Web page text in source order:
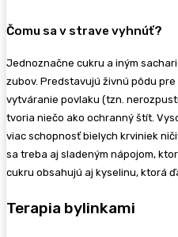
Čomu sa v strave vyhnúť?
Jednoznačne cukru a iným
zubov. Predstavujú živnú pôdu
vytváranie povlaku (tzn.
tvoria niečo ako ochranný štít.
viac schopnosť bielych krviniek
sa treba aj sladeným nápojom,
cukru obsahujú aj kyselinu, ktorá
Terapia bylinkami